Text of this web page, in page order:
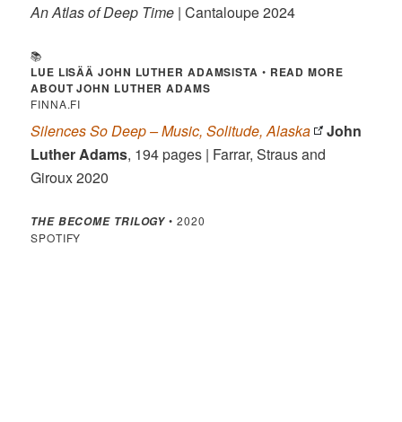
An Atlas of Deep Time | Cantaloupe 2024
📚
LUE LISÄÄ JOHN LUTHER ADAMSISTA • READ MORE
ABOUT JOHN LUTHER ADAMS
FINNA.FI
Silences So Deep – Music, Solitude, Alaska
John
Luther Adams, 194 pages | Farrar, Straus and
Giroux 2020
THE BECOME TRILOGY • 2020
SPOTIFY